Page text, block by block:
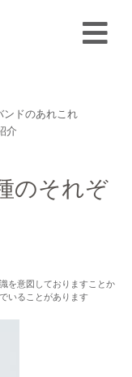
ンドのあれこれ
介
のそれぞ
を意図しておりますことか
いることがあります